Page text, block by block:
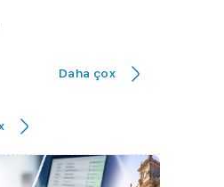
qəbul edir
abituriyentlərə
Daha çox